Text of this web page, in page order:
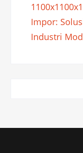
Impor:
Industri